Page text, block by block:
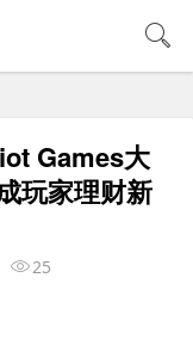
Games大
玩家理财新
25